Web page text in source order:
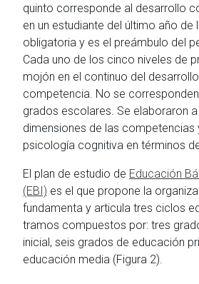
quinto corresponde al desarrollo
en un estudiante del último año
obligatoria y es el preámbulo del
Cada uno de los cinco niveles de
mojón en el continuo del
competencia. No se
grados escolares. Se elaboraron
dimensiones de las competencias
psicología cognitiva en términos
El plan de estudio de Educación
(EBI) es el que propone la
fundamenta y articula tres ciclos
tramos compuestos por: tres
inicial, seis grados de educación
educación media (Figura 2).